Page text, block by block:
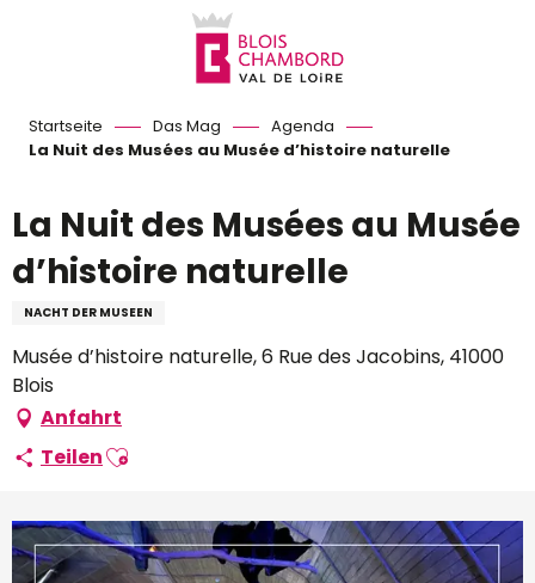
Startseite Das Mag
Agenda
La Nuit des Musées au Musée d’histoire naturelle
La Nuit des Musées au Musée
d’histoire naturelle
NACHT DER MUSEEN
Musée d’histoire naturelle, 6 Rue des Jacobins, 41000
Blois
Anfahrt
TeilenAjouter aux favoris